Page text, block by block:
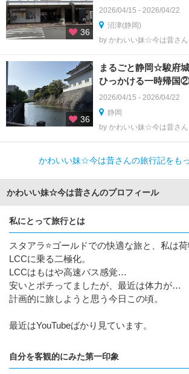
36
2026/04/15 - 2026/04/22
沼津(静岡)
by かわいい妹☆今は昔さん
36
まるごと静岡☆駿府
ひっかける一時帰国②
2026/04/15 - 2026/04/22
静岡
by かわいい妹☆今は昔さん
かわいい妹☆今は昔さんの旅行記をも
かわいい妹☆今は昔さんのプロフィール
私にとって旅行とは
スタアラ⭐ゴールドでの快適な旅と、私は
LCCに乗る二極化。
LCCはもはや高速バス感覚…
安いとポチってましたが、最近は体力が…
計画的に旅しようと思う今日この頃。
最近はYouTubeばかり見ています。
自分を客観的にみた第一印象